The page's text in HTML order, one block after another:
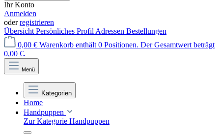
Ihr Konto
Anmelden
oderregistrieren
Übersicht Persönliches Profil Adressen Bestellungen
0,00 € Warenkorb enthält 0 Positionen. Der Gesamtwert beträgt
0,00 €.
Menü
Kategorien
Home
Handpuppen
Zur Kategorie Handpuppen